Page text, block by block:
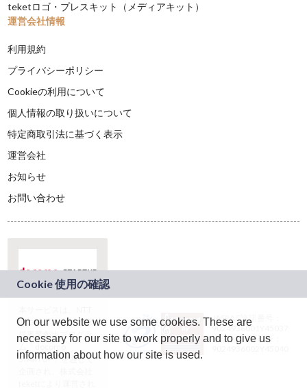
teketロゴ・プレスキット（メディアキット）
運営会社情報
利用規約
プライバシーポリシー
Cookieの利用について
個人情報の取り扱いについて
特定商取引法に基づく表示
運営会社
お知らせ
お問い合わせ
ドコモグループの新
規事業創出プログラ
ム「docomo
STARTUP」を通じて
JASRAC許諾番号：
9024936001Y45037
JASRAC許諾番号：
On our website we use some cookies. These are
necessary for our site to work properly and to give us
information about how our site is used.